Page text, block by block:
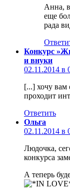
Анна,
еще
рада
Конкурс
и внуки
02.11.2014 в
[...] хочу вам
проходит
Ответить
Ольга
02.11.2014 в
Людочка,
конкурса
А теперь